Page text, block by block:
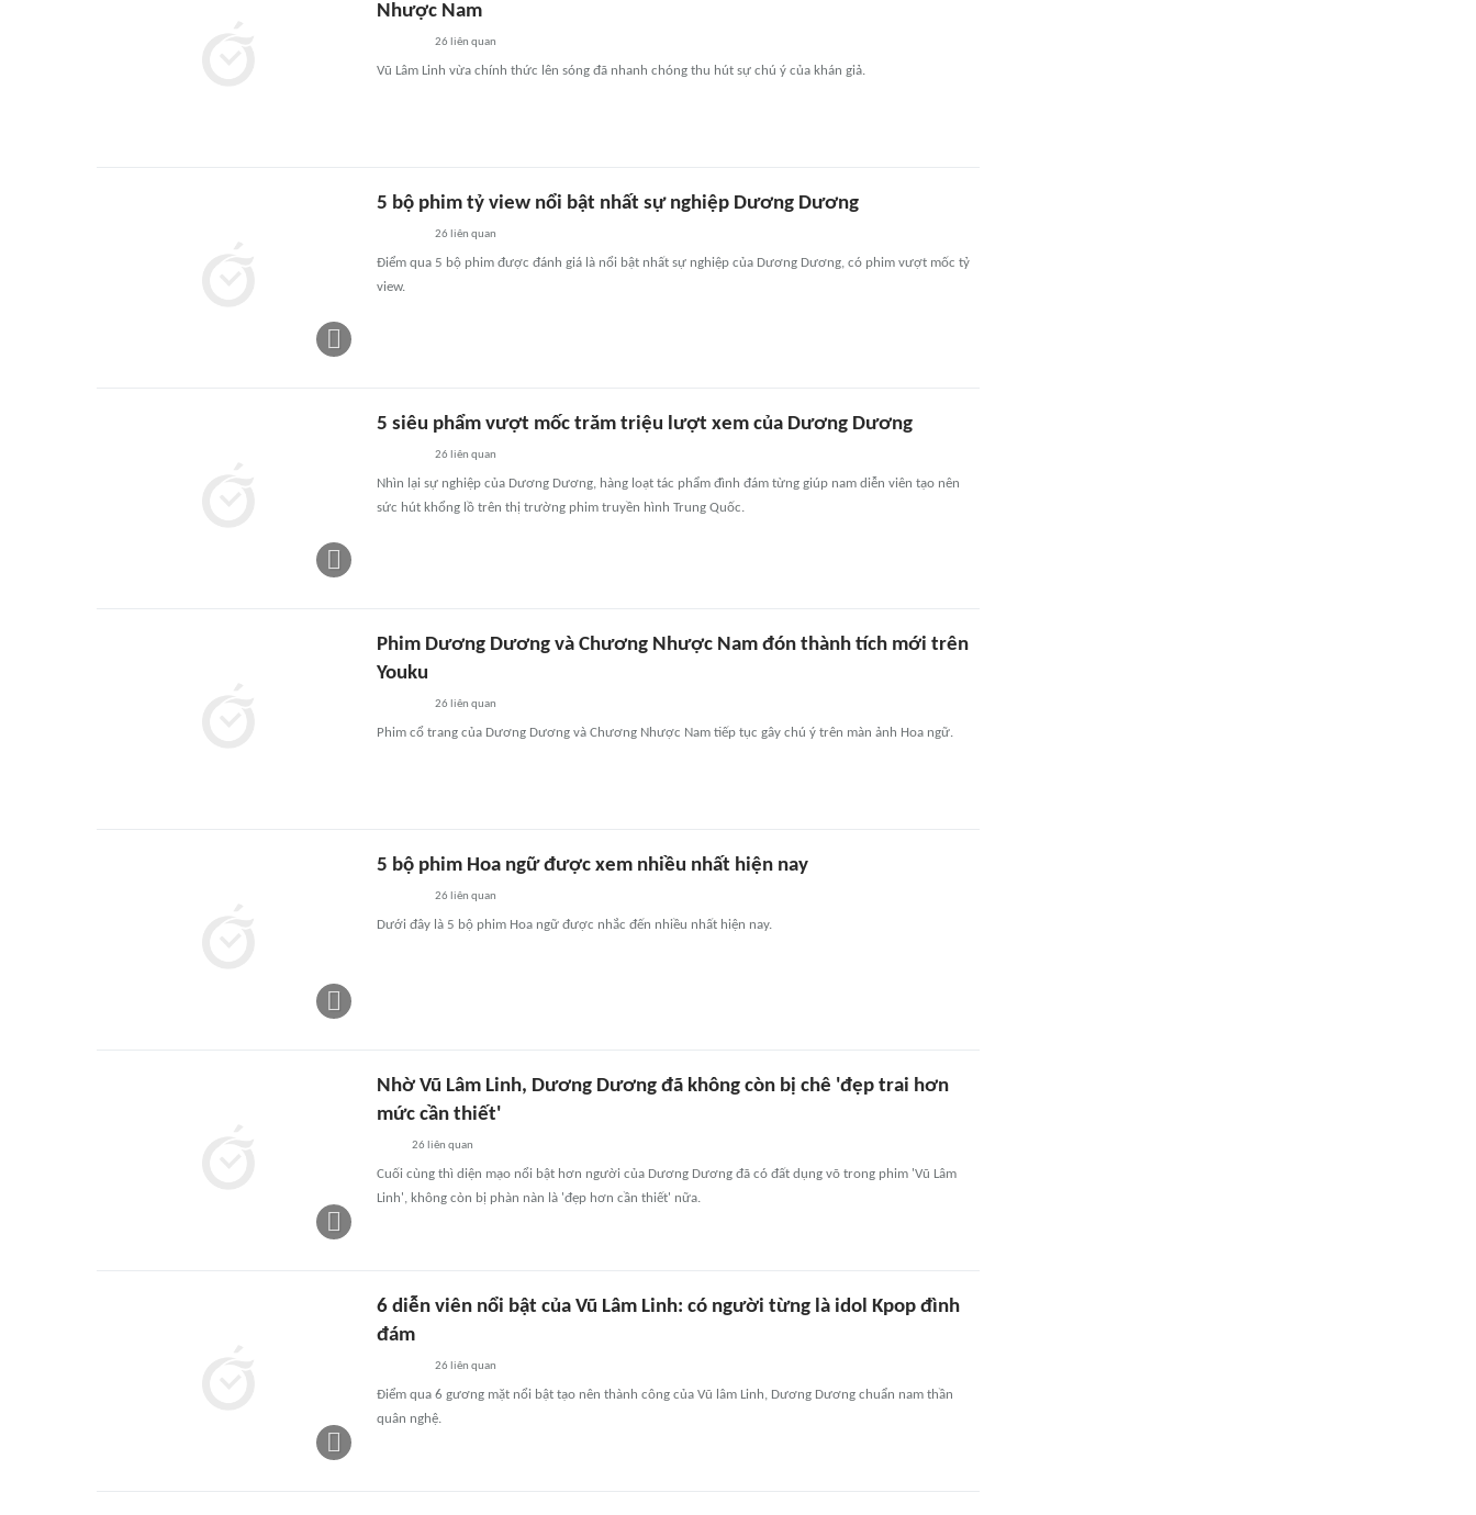
Nhược Nam
26 liên quan
Vũ Lâm Linh vừa chính thức lên sóng đã nhanh chóng thu hút sự chú ý của khán giả.
5 bộ phim tỷ view nổi bật nhất sự nghiệp Dương Dương
26 liên quan
Điểm qua 5 bộ phim được đánh giá là nổi bật nhất sự nghiệp của Dương Dương, có phim vượt mốc tỷ
view.
5 siêu phẩm vượt mốc trăm triệu lượt xem của Dương Dương
26 liên quan
Nhìn lại sự nghiệp của Dương Dương, hàng loạt tác phẩm đình đám từng giúp nam diễn viên tạo nên
sức hút khổng lồ trên thị trường phim truyền hình Trung Quốc.
Phim Dương Dương và Chương Nhược Nam đón thành tích mới trên
Youku
26 liên quan
Phim cổ trang của Dương Dương và Chương Nhược Nam tiếp tục gây chú ý trên màn ảnh Hoa ngữ.
5 bộ phim Hoa ngữ được xem nhiều nhất hiện nay
26 liên quan
Dưới đây là 5 bộ phim Hoa ngữ được nhắc đến nhiều nhất hiện nay.
Nhờ Vũ Lâm Linh, Dương Dương đã không còn bị chê 'đẹp trai hơn
mức cần thiết'
26 liên quan
Cuối cùng thì diện mạo nổi bật hơn người của Dương Dương đã có đất dụng võ trong phim 'Vũ Lâm
Linh', không còn bị phàn nàn là 'đẹp hơn cần thiết' nữa.
6 diễn viên nổi bật của Vũ Lâm Linh: có người từng là idol Kpop đình
đám
26 liên quan
Điểm qua 6 gương mặt nổi bật tạo nên thành công của Vũ lâm Linh, Dương Dương chuẩn nam thần
quân nghệ.